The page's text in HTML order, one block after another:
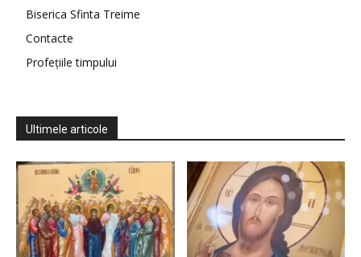
Biserica Sfinta Treime
Contacte
Profețiile timpului
Ultimele articole